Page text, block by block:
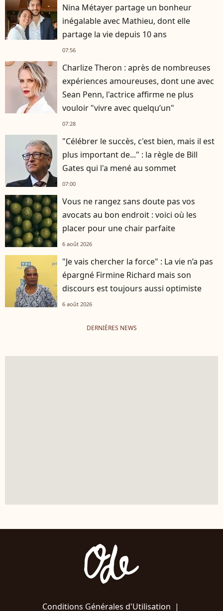
Nina Métayer partage un bonheur
inégalable avec Mathieu, dont elle
partage la vie depuis 10 ans
07:56
Charlize Theron : après de nombreuses
expériences amoureuses, dont une avec
Sean Penn, l'actrice affirme ne plus
vouloir "vivre avec quelqu’un"
07:28
"Célébrer le succès, c'est bien, mais il est
plus important de..." : la règle de Bill
Gates qui l'a mené au sommet
07:00
Vous ne rangez sans doute pas vos
avocats au bon endroit : voici où les
placer pour une chair parfaite
6 août 2026
"Je vais chercher la force" : La vie n’a pas
épargné Firmine Richard mais son
discours est toujours aussi optimiste
6 août 2026
DERNIÈRES NEWS
Conditions Générales d'Utilisation |